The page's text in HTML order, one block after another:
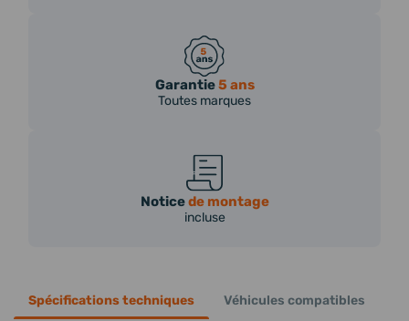
Garantie5 ans
Toutes marques
Noticede montage
incluse
Spécifications techniques Véhicules compatibles